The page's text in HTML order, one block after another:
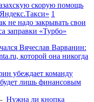
скорую помощь
1
не надо закрывать свои
заправки «Турбо»
Вячеслав Варванин:
которой она никогда
убеждает команду
лишь финансовым
Нужна ли кнопка